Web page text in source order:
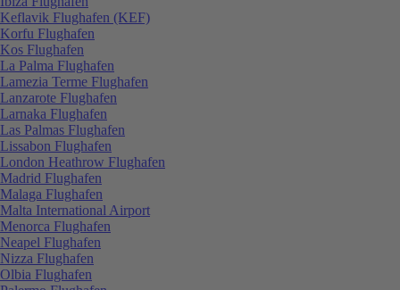
Keflavik Flughafen (KEF)
Korfu Flughafen
Kos Flughafen
La Palma Flughafen
Lamezia Terme Flughafen
Lanzarote Flughafen
Larnaka Flughafen
Las Palmas Flughafen
Lissabon Flughafen
London Heathrow Flughafen
Madrid Flughafen
Malaga Flughafen
Malta International Airport
Menorca Flughafen
Neapel Flughafen
Nizza Flughafen
Olbia Flughafen